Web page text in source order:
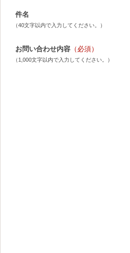
件名
（40文字以内で入力してください。）
お問い合わせ内容 （必須）
（1,000文字以内で入力してください。）